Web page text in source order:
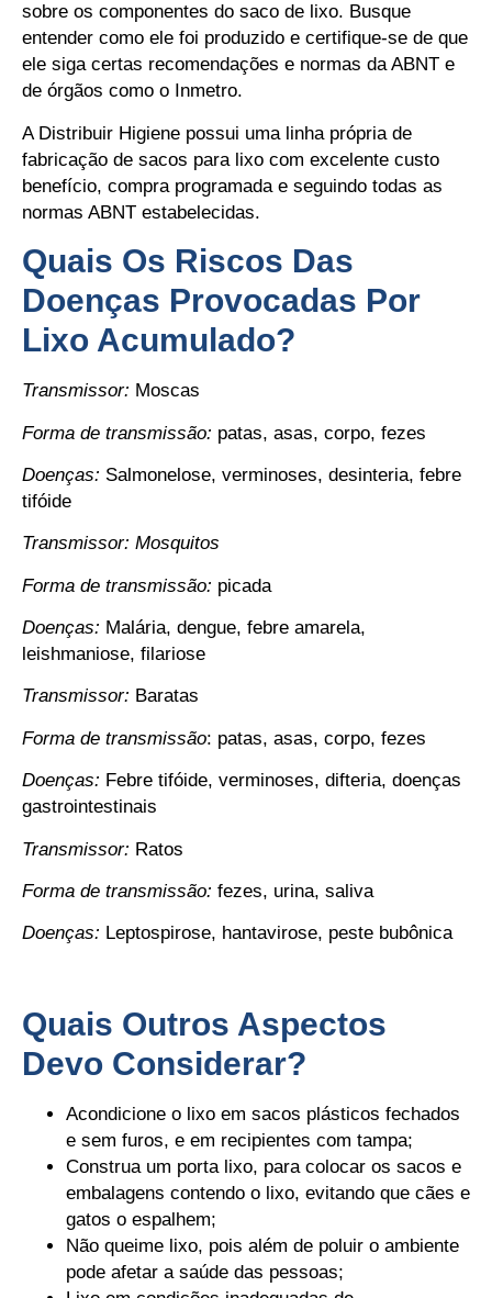
sobre os componentes do saco de lixo. Busque
entender como ele foi produzido e certifique-se de que
ele siga certas recomendações e normas da ABNT e
de órgãos como o Inmetro.
A Distribuir Higiene possui uma linha própria de
fabricação de sacos para lixo com excelente custo
benefício, compra programada e seguindo todas as
normas ABNT estabelecidas.
Quais Os Riscos Das
Doenças Provocadas Por
Lixo Acumulado?
Transmissor: Moscas
Forma de transmissão: patas, asas, corpo, fezes
Doenças: Salmonelose, verminoses, desinteria, febre
tifóide
Transmissor: Mosquitos
Forma de transmissão: picada
Doenças: Malária, dengue, febre amarela,
leishmaniose, filariose
Transmissor: Baratas
Forma de transmissão: patas, asas, corpo, fezes
Doenças: Febre tifóide, verminoses, difteria, doenças
gastrointestinais
Transmissor: Ratos
Forma de transmissão: fezes, urina, saliva
Doenças: Leptospirose, hantavirose, peste bubônica
Quais Outros Aspectos
Devo Considerar?
Acondicione o lixo em sacos plásticos fechados
e sem furos, e em recipientes com tampa;
Construa um porta lixo, para colocar os sacos e
embalagens contendo o lixo, evitando que cães e
gatos o espalhem;
Não queime lixo, pois além de poluir o ambiente
pode afetar a saúde das pessoas;